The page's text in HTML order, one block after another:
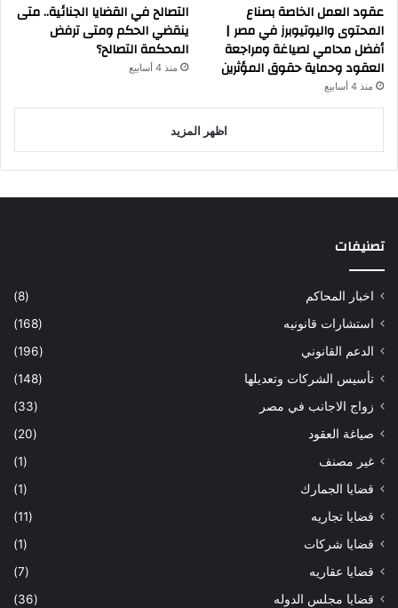
عقود العمل الخاصة بصناع
المحتوى واليوتيوبرز في مصر |
أفضل محامي لصياغة ومراجعة
العقود وحماية حقوق المؤثرين
منذ 4 أسابيع
التصالح في القضايا الجنائية.. متى
ينقضي الحكم ومتى ترفض
المحكمة التصالح؟
منذ 4 أسابيع
اظهر المزيد
تصنيفات
اخبار المحاكم
(8)
استشارات قانونيه
(168)
الدعم القانوني
(196)
تأسيس الشركات وتعديلها
(148)
زواج الاجانب في مصر
(33)
صياغة العقود
(20)
غير مصنف
(1)
قضايا الجمارك
(1)
قضايا تجاريه
(11)
قضايا شركات
(1)
قضايا عقاريه
(7)
قضايا مجلس الدوله
(36)